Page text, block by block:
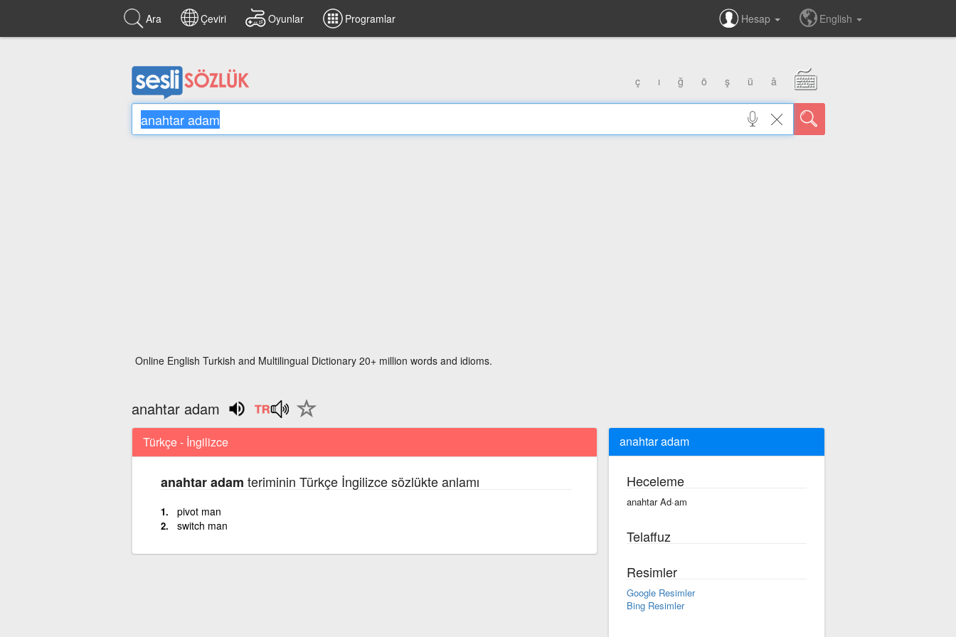
Ara Çeviri Oyunlar Programlar Hesap English
ç ı ğ ö ş ü â
Online English Turkish and Multilingual Dictionary 20+ million words and idioms.
anahtar adam
Türkçe - İngilizce
anahtar adam teriminin Türkçe İngilizce sözlükte anlamı
pivot man
switch man
anahtar adam
Heceleme
anahtar Ad·am
Telaffuz
Resimler
Google Resimler
Bing Resimler